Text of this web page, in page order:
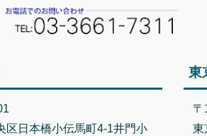
区日本橋小伝馬町4-1井門小
東
〒
東